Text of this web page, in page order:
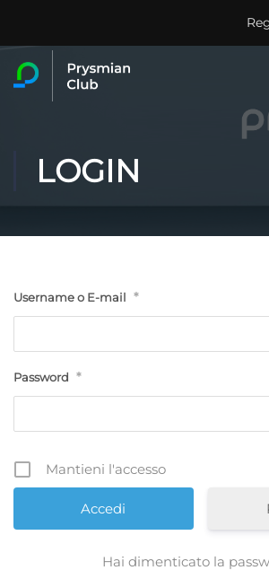
LOGIN
Username o E-mail *
Password *
Mantieni l'accesso
Hai dimenticato la